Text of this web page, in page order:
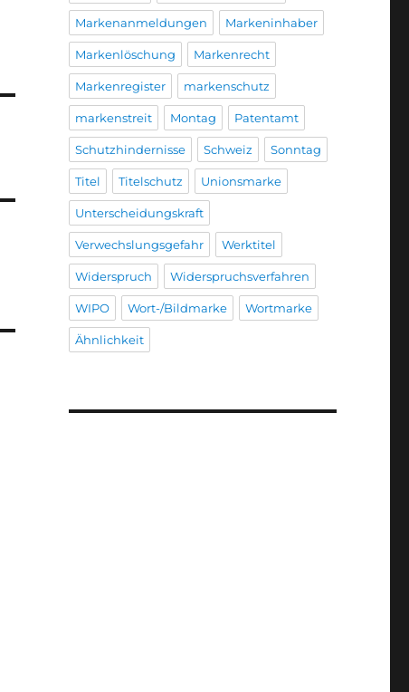
Markenanmeldungen Markeninhaber
Markenlöschung Markenrecht
Markenregister markenschutz
markenstreit Montag Patentamt
Schutzhindernisse Schweiz Sonntag
Titel Titelschutz Unionsmarke
Unterscheidungskraft
Verwechslungsgefahr Werktitel
Widerspruch Widerspruchsverfahren
WIPO Wort-/Bildmarke Wortmarke
Ähnlichkeit